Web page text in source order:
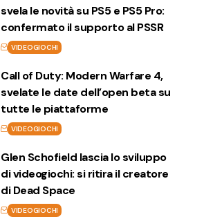
svela le novità su PS5 e PS5 Pro:
confermato il supporto al PSSR
VIDEOGIOCHI
Call of Duty: Modern Warfare 4,
svelate le date dell’open beta su
tutte le piattaforme
VIDEOGIOCHI
Glen Schofield lascia lo sviluppo
di videogiochi: si ritira il creatore
di Dead Space
VIDEOGIOCHI